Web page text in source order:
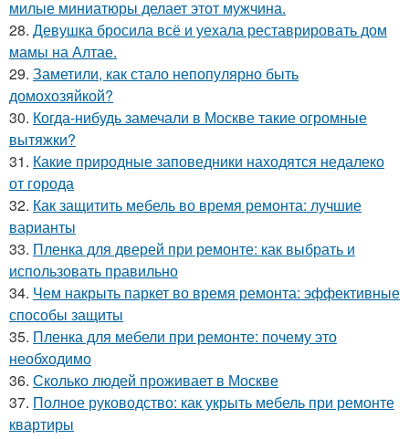
милые миниатюры делает этот мужчина.
28. Девушка бросила всё и уехала реставрировать дом
мамы на Алтае.
29. Заметили, как стало непопулярно быть
домохозяйкой?
30. Когда-нибудь замечали в Москве такие огромные
вытяжки?
31. Какие природные заповедники находятся недалеко
от города
32. Как защитить мебель во время ремонта: лучшие
варианты
33. Пленка для дверей при ремонте: как выбрать и
использовать правильно
34. Чем накрыть паркет во время ремонта: эффективные
способы защиты
35. Пленка для мебели при ремонте: почему это
необходимо
36. Сколько людей проживает в Москве
37. Полное руководство: как укрыть мебель при ремонте
квартиры